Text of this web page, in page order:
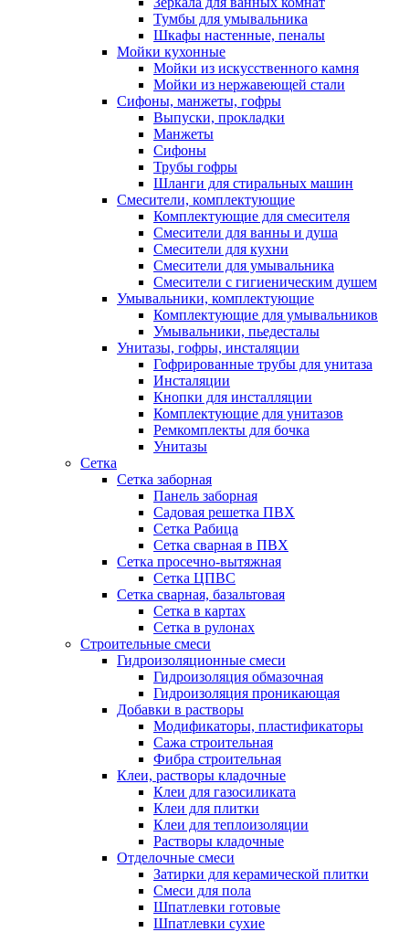
Тумбы для умывальника
Шкафы настенные, пеналы
Мойки кухонные
Мойки из искусственного камня
Мойки из нержавеющей стали
Сифоны, манжеты, гофры
Выпуски, прокладки
Манжеты
Сифоны
Трубы гофры
Шланги для стиральных машин
Смесители, комплектующие
Комплектующие для смесителя
Смесители для ванны и душа
Смесители для кухни
Смесители для умывальника
Смесители с гигиеническим душем
Умывальники, комплектующие
Комплектующие для умывальников
Умывальники, пьедесталы
Унитазы, гофры, инсталяции
Гофрированные трубы для унитаза
Инсталяции
Кнопки для инсталляции
Комплектующие для унитазов
Ремкомплекты для бочка
Унитазы
Сетка
Сетка заборная
Панель заборная
Садовая решетка ПВХ
Сетка Рабица
Сетка сварная в ПВХ
Сетка просечно-вытяжная
Сетка ЦПВС
Сетка сварная, базальтовая
Сетка в картах
Сетка в рулонах
Строительные смеси
Гидроизоляционные смеси
Гидроизоляция обмазочная
Гидроизоляция проникающая
Добавки в растворы
Модификаторы, пластификаторы
Сажа строительная
Фибра строительная
Клеи, растворы кладочные
Клеи для газосиликата
Клеи для плитки
Клеи для теплоизоляции
Растворы кладочные
Отделочные смеси
Затирки для керамической плитки
Смеси для пола
Шпатлевки готовые
Шпатлевки сухие